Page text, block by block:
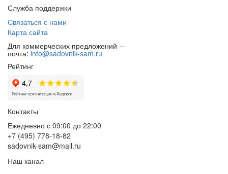
Служба поддержки
Связаться с нами
Карта сайта
Для коммерческих предложений —
почта: info@sadovnik-sam.ru
Рейтинг
Контакты
Ежедневно с 09:00 до 22:00
+7 (495) 778-18-82
sadovnik-sam@mail.ru
Наш канал